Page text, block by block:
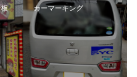
カーマーキング